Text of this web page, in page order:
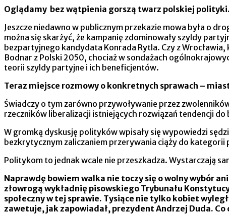
Oglądamy bez wątpienia gorszą twarz polskiej
Jeszcze niedawno w publicznym przekazie mowa była o
można się skarżyć, że kampanię zdominowały szyldy
bezpartyjnego kandydata Konrada Rytla. Czy z
Bodnar z Polski 2050, chociaż w sondażach
teorii szyldy partyjne i ich beneficjentów.
Teraz miejsce rozmowy o konkretnych sprawach –
Świadczy o tym zarówno przywoływanie przez
rzeczników liberalizacji istniejących rozwiązań tendencji
W gromką dyskusję polityków wpisały się wypowiedzi
bezkrytycznym zaliczaniem przerywania ciąży do kategorii
Politykom to jednak wcale nie przeszkadza. Wystarczają
Naprawdę bowiem walka nie toczy się o wolny wybór
złowrogą wykładnię pisowskiego Trybunału
społeczny w tej sprawie. Tysiące nie tylko kobiet
zawetuje, jak zapowiadał, prezydent Andrzej Duda.